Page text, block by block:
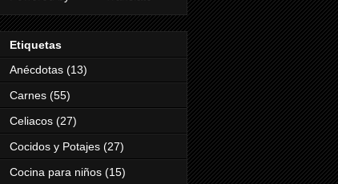
Etiquetas
Anécdotas (13)
Carnes (55)
Celiacos (27)
Cocidos y Potajes (27)
Cocina para niños (15)